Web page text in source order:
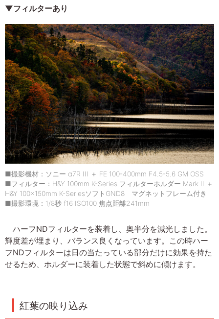
▼フィルターあり
■撮影機材：ソニー α7R III ＋ FE 100-400mm F4.5-5.6 GM OSS
■フィルター：H&Y 100mm K-Series フィルターホルダー Mark II ＋
H&Y 100x150mm K-SeriesソフトGND8 マグネットフレーム付き
■撮影環境：1/8秒 f16 ISO100 焦点距離241mm
ハーフNDフィルターを装着し、奥半分を減光しました。
輝度差が埋まり、バランス良くなっています。この時ハー
フNDフィルターは日の当たっている部分だけに効果を持た
せるため、ホルダーに装着した状態で斜めに傾けます。
紅葉の映り込み